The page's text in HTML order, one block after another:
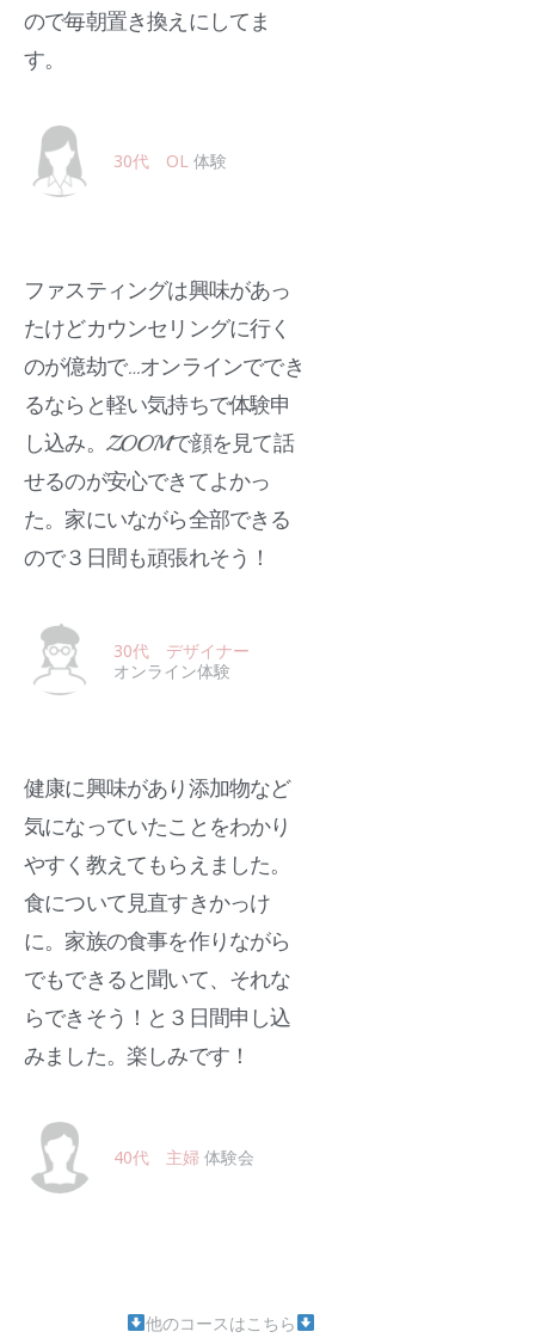
ので毎朝置き換えにしてま
す。
30代 OL 体験
ファスティングは興味があっ
たけどカウンセリングに行く
のが億劫で…オンラインででき
るならと軽い気持ちで体験申
し込み。ZOOMで顔を見て話
せるのが安心できてよかっ
た。家にいながら全部できる
ので３日間も頑張れそう！
30代 デザイナー
オンライン体験
健康に興味があり添加物など
気になっていたことをわかり
やすく教えてもらえました。
食について見直すきかっけ
に。家族の食事を作りながら
でもできると聞いて、それな
らできそう！と３日間申し込
みました。楽しみです！
40代 主婦 体験会
他のコースはこちら